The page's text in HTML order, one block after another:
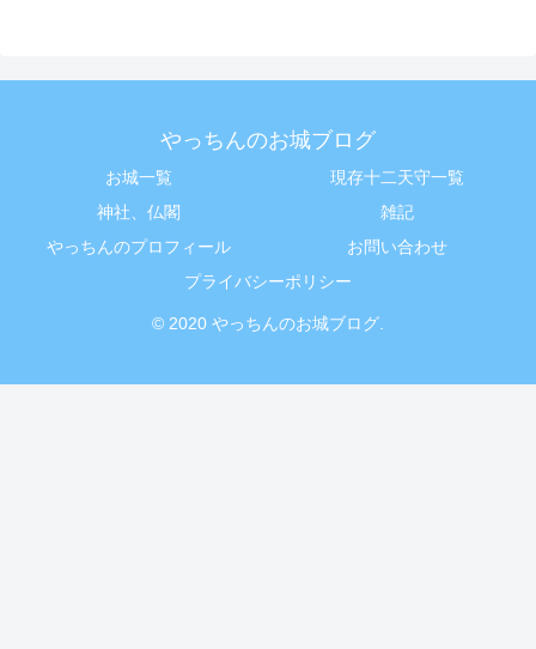
やっちんのお城ブログ
お城一覧
現存十二天守一覧
神社、仏閣
雑記
やっちんのプロフィール
お問い合わせ
プライバシーポリシー
© 2020 やっちんのお城ブログ.